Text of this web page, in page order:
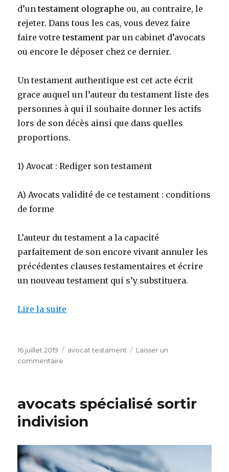
d’untestament olographe ou, au contraire, le
rejeter. Dans tous les cas, vous devez faire
faire votretestament par un cabinet d’avocats
ou encore le déposer chez ce dernier.
Un testament authentique est cet acte écrit
grace auquel un l’auteur du testament liste des
personnes à qui il souhaite donner les actifs
lors de son décès ainsi que dans quelles
proportions.
1) Avocat : Rediger son testament
A) Avocats validité de ce testament : conditions
de forme
L’auteur du testament a la capacité
parfaitement de son encore vivant annuler les
précédentes clauses testamentaires et écrire
un nouveau testament qui s’y substituera.
Lire la suite
Publié
le
16 juillet 2019 Catégories
avocat testament
Laisser un
commentaire
avocats spécialisé sortir
indivision